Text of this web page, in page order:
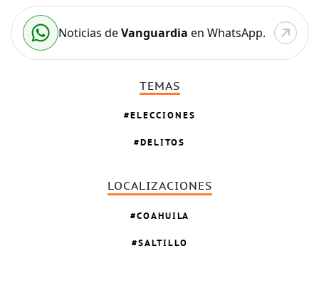
Noticias deVanguardia en WhatsApp.
TEMAS
ELECCIONES
DELITOS
LOCALIZACIONES
COAHUILA
SALTILLO